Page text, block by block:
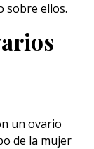
sobre ellos.
un ovario
de la mujer